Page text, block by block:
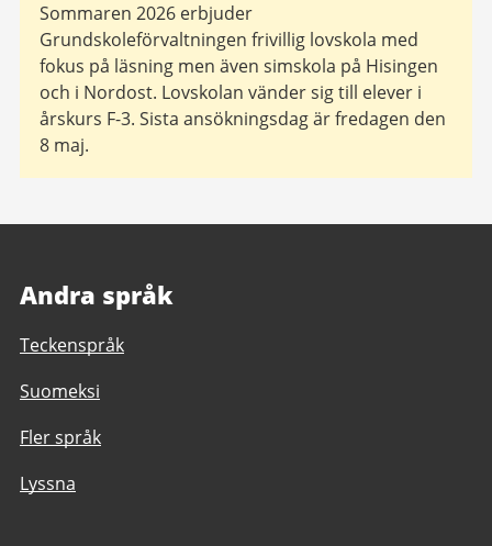
Sommaren 2026 erbjuder
Grundskoleförvaltningen frivillig lovskola med
fokus på läsning men även simskola på Hisingen
och i Nordost. Lovskolan vänder sig till elever i
årskurs F-3. Sista ansökningsdag är fredagen den
8 maj.
Andra språk
Teckenspråk
Suomeksi
Fler språk
Lyssna